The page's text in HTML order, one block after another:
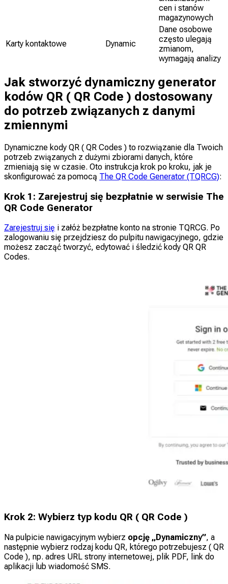
cen i stanów
magazynowych
Karty kontaktowe Dynamic
Dane osobowe
często ulegają
zmianom,
wymagają analizy
Jak stworzyć dynamiczny generator
kodów QR ( QR Code ) dostosowany
do potrzeb związanych z danymi
zmiennymi
Dynamiczne kody QR ( QR Codes ) to rozwiązanie dla Twoich
potrzeb związanych z dużymi zbiorami danych, które
zmieniają się w czasie. Oto instrukcja krok po kroku, jak je
skonfigurować za pomocą The QR Code Generator (TQRCG):
Krok 1: Zarejestruj się bezpłatnie w serwisie The
QR Code Generator
Zarejestruj się i załóż bezpłatne konto na stronie TQRCG. Po
zalogowaniu się przejdziesz do pulpitu nawigacyjnego, gdzie
możesz zacząć tworzyć, edytować i śledzić kody QR QR
Codes.
Krok 2: Wybierz typ kodu QR ( QR Code )
Na pulpicie nawigacyjnym wybierz opcję „Dynamiczny”, a
następnie wybierz rodzaj kodu QR, którego potrzebujesz ( QR
Code ), np. adres URL strony internetowej, plik PDF, link do
aplikacji lub wiadomość SMS.